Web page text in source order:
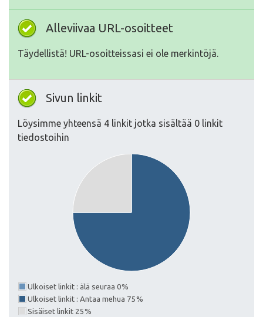
Alleviivaa URL-osoitteet
Täydellistä! URL-osoitteissasi ei ole merkintöjä.
Sivun linkit
Löysimme yhteensä 4 linkit jotka sisältää 0 linkit
tiedostoihin
Ulkoiset linkit : älä seuraa 0%
Ulkoiset linkit : Antaa mehua 75%
Sisäiset linkit 25%